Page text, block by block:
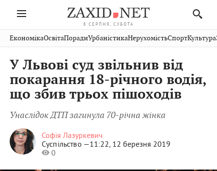
8 СЕРПНЯ, СУБОТА
Івано-
Франківськ
Волинь
Закарпаття
Рівне
Шептицький
Стрий
Хмельницький
Публікації
Авто СловкоКультура
Кіно Дім СпортКраєзнавство
ФотоОсвітаНерухомість
Домашні
тварини
ЕкономікаОсвітаПорадиУрбаністикаНерухомістьСпортКультура
У Львові суд звільнив від
покарання 18-річного водія,
що збив трьох пішоходів
Унаслідок ДТП загинула 70-річна жінка
Софія Лазуркевич
Суспільство —11:22, 12 березня 2019
0